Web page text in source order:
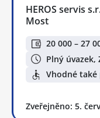
HEROS servis
Most
20 000 – 27
Plný úvazek,
Vhodné
Zveřejněno: 5.